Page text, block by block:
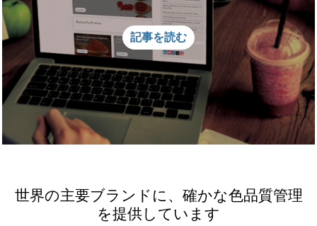
記事を読む
世界の主要ブランドに、確かな色品質管理
を提供しています